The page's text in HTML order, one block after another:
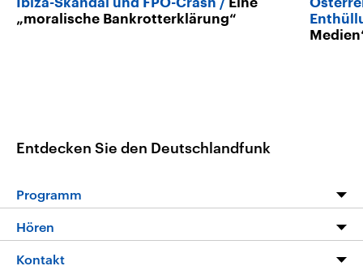
Ibiza-Skandal und FPÖ-Crash
Eine
„moralische Bankrotterklärung“
Entdecken Sie den Deutschlandfunk
Programm
Programm
Hören
Livestream
Kontakt